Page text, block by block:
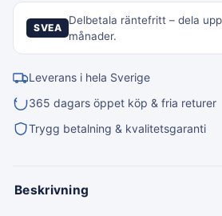
SVEA
Delbetala räntefritt – dela
månader.
Leverans i hela Sverige
365 dagars öppet köp & fria returer
Trygg betalning & kvalitetsgaranti
Beskrivning